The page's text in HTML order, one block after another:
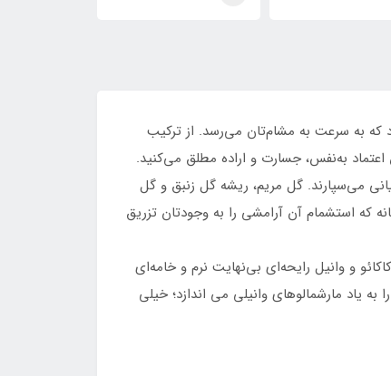
که به سرعت به مشام‌تان می‌رسد. از ترکیب
اعتماد به‌نفس، جسارت و اراده مطلق می‌کنید.
می‌سپارند. گل مریم، ریشه گل زنبق و گل
که استشمام آن آرامشی را به وجودتان تزریق
و وانیل رایحه‌ای بی‌نهایت نرم و خامه‌ای
یاد مارشمالوهای وانیلی می اندازد؛ خیلی